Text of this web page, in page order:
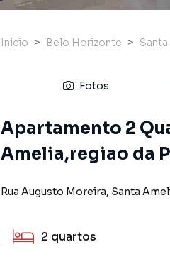
Início Belo Horizonte
Fotos
Apartamento 2
Amelia,regiao da
Rua Augusto Moreira, Santa
2 quartos